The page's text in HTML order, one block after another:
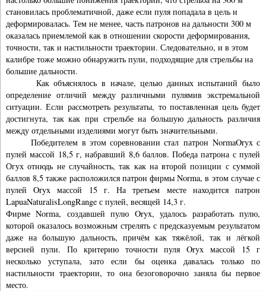
становилась проблематичной, даже если пуля попадала в цель и
деформировалась. Тем не менее, часть патронов на дальности 300 м
оказалась приемлемой как в отношении скорости деформирования,
точности, так и настильности траектории. Следовательно, и в этом
калибре тоже можно обнаружить пули, подходящие для стрельбы на
большие дальности.
Как объяснялось в начале, целью данных испытаний было
определение отличий между различными пулямив экстремальной
ситуации. Если рассмотреть результаты, то поставленная цель будет
достигнута, так как при стрельбе на большую дальность различия
между отдельными изделиями могут быть значительными.
Победителем в этом соревновании стал патрон NormaOryx с
пулей массой 18,5 г, набравший 8,6 баллов. Победа патрона с пулей
Огух отнюдь не случайность, так как на второй позиции с суммой
баллов 8,5 также расположился патрон фирмы Norma, в этом случае с
пулей Oryx массой 15 г. На третьем месте находится патрон
LapuaNaturalisLongRange с пулей, весящей 14,3 г.
Фирме Norma, создавшей пулю Oryx, удалось разработать пулю,
которой оказалось возможным стрелять с предсказуемым результатом
даже на большую дальность, причём как тяжёлой, так и лёгкой
версией пули. По критерию точности пуля Oryx массой 15 г
несколько уступала, зато если бы оценка давалась только по
настильности траектории, то она безоговорочно заняла бы первое
место.